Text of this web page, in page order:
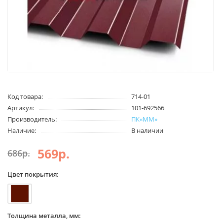
Код товара:
714-01
Артикул:
101-692566
Производитель:
ПК«ММ»
Наличие:
В наличии
686р. 569р.
Цвет покрытия:
Толщина металла, мм: